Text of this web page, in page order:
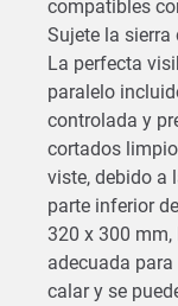
compatibles
Sujete la sierra
La perfecta
paralelo
controlada y
cortados
viste, debido a
parte inferior
320 x 300 mm,
adecuada
calar y se